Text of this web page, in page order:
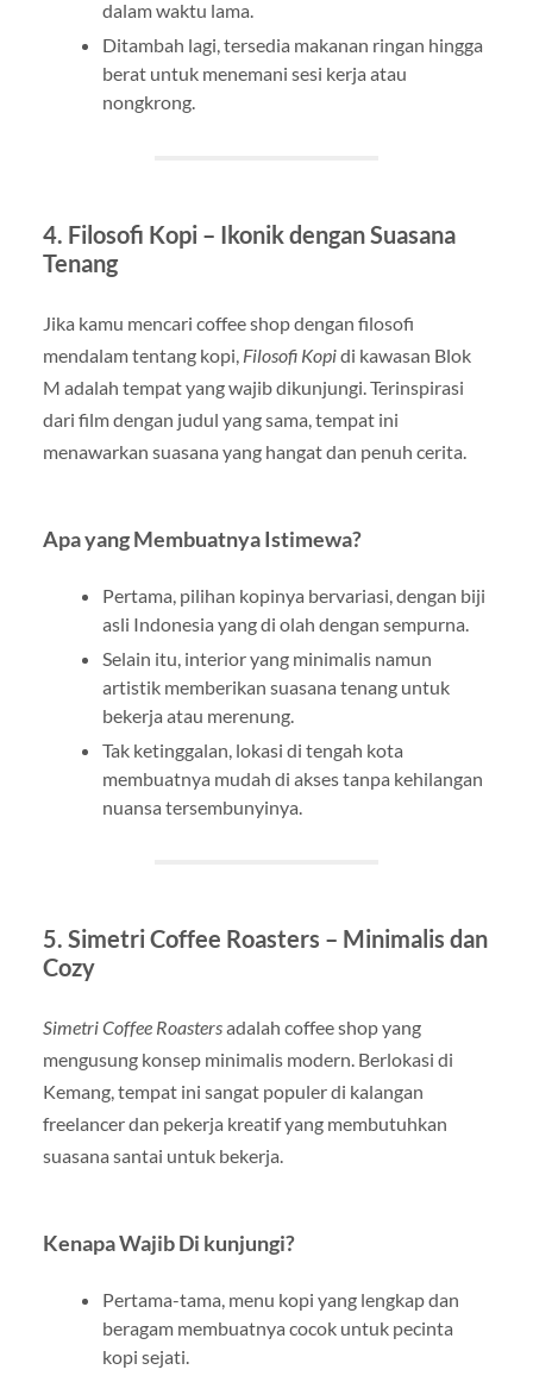
dalam waktu lama.
Ditambah lagi, tersedia makanan ringan hingga
berat untuk menemani sesi kerja atau
nongkrong.
4. Filosofi Kopi – Ikonik dengan Suasana
Tenang
Jika kamu mencari coffee shop dengan filosofi
mendalam tentang kopi, Filosofi Kopidi kawasan Blok
M adalah tempat yang wajib dikunjungi. Terinspirasi
dari film dengan judul yang sama, tempat ini
menawarkan suasana yang hangat dan penuh cerita.
Apa yang Membuatnya Istimewa?
Pertama, pilihan kopinya bervariasi, dengan biji
asli Indonesia yang di olah dengan sempurna.
Selain itu, interior yang minimalis namun
artistik memberikan suasana tenang untuk
bekerja atau merenung.
Tak ketinggalan, lokasi di tengah kota
membuatnya mudah di akses tanpa kehilangan
nuansa tersembunyinya.
5. Simetri Coffee Roasters – Minimalis dan
Cozy
Simetri Coffee Roastersadalah coffee shop yang
mengusung konsep minimalis modern. Berlokasi di
Kemang, tempat ini sangat populer di kalangan
freelancer dan pekerja kreatif yang membutuhkan
suasana santai untuk bekerja.
Kenapa Wajib Di kunjungi?
Pertama-tama, menu kopi yang lengkap dan
beragam membuatnya cocok untuk pecinta
kopi sejati.